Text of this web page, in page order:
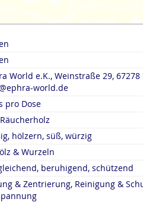
World e.K., Weinstraße 29,
world.de
pro Dose
hölzern, süß, würzig
& Wurzeln
beruhigend, schützend
& Zentrierung, Reinigung &